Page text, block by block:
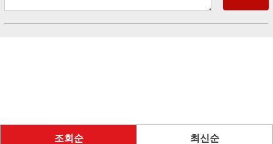
조회순 최신순